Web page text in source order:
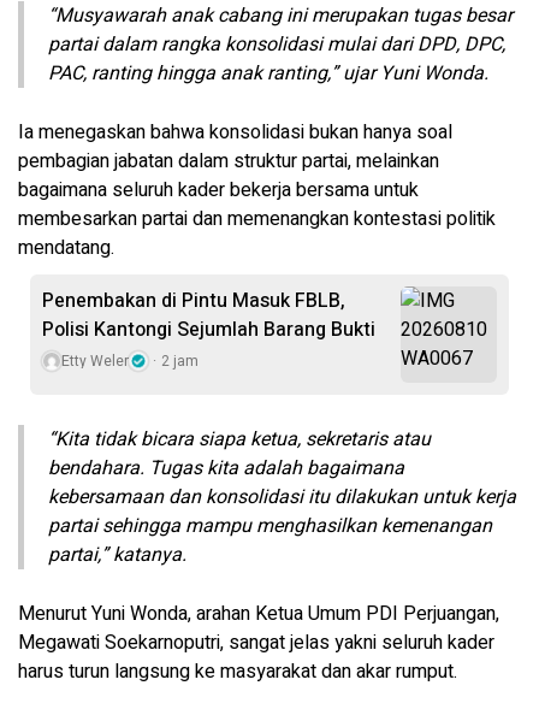
“Musyawarah anak cabang ini merupakan tugas besar
partai dalam rangka konsolidasi mulai dari DPD, DPC,
PAC, ranting hingga anak ranting,” ujar Yuni Wonda.
Ia menegaskan bahwa konsolidasi bukan hanya soal
pembagian jabatan dalam struktur partai, melainkan
bagaimana seluruh kader bekerja bersama untuk
membesarkan partai dan memenangkan kontestasi politik
mendatang.
Penembakan di Pintu Masuk FBLB,
Polisi Kantongi Sejumlah Barang Bukti
Etty Weler 2 jam
“Kita tidak bicara siapa ketua, sekretaris atau
bendahara. Tugas kita adalah bagaimana
kebersamaan dan konsolidasi itu dilakukan untuk kerja
partai sehingga mampu menghasilkan kemenangan
partai,” katanya.
Menurut Yuni Wonda, arahan Ketua Umum PDI Perjuangan,
Megawati Soekarnoputri, sangat jelas yakni seluruh kader
harus turun langsung ke masyarakat dan akar rumput.